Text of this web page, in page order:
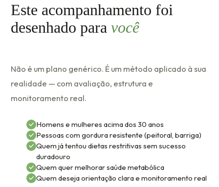
Este acompanhamento foi
desenhado para você
Não é um plano genérico. É um método aplicado à sua
realidade — com avaliação, estrutura e
monitoramento real.
Homens e mulheres acima dos 30 anos
Pessoas com gordura resistente (peitoral, barriga)
Quem já tentou dietas restritivas sem sucesso
duradouro
Quem quer melhorar saúde metabólica
Quem deseja orientação clara e monitoramento real